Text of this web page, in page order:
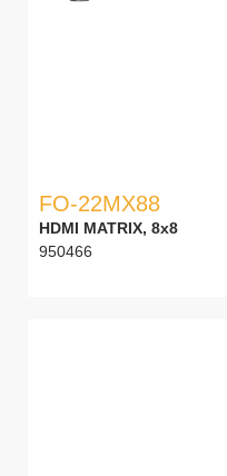
FO-22MX88
HDMI MATRIX, 8x8
950466